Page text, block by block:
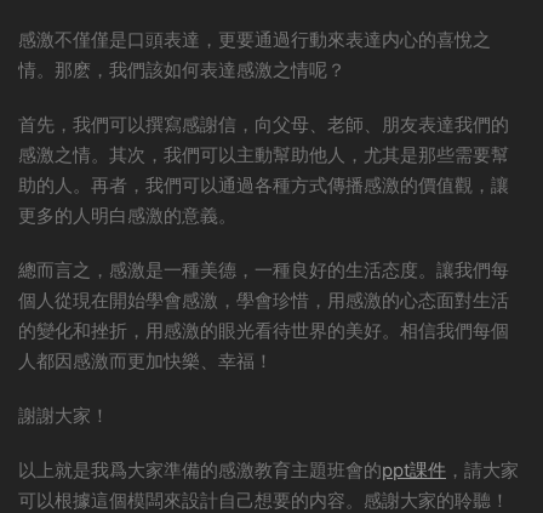
感激不僅僅是口頭表達，更要通過行動來表達内心的喜悅之
情。那麽，我們該如何表達感激之情呢？
首先，我們可以撰寫感謝信，向父母、老師、朋友表達我們的
感激之情。其次，我們可以主動幫助他人，尤其是那些需要幫
助的人。再者，我們可以通過各種方式傳播感激的價值觀，讓
更多的人明白感激的意義。
總而言之，感激是一種美德，一種良好的生活态度。讓我們每
個人從現在開始學會感激，學會珍惜，用感激的心态面對生活
的變化和挫折，用感激的眼光看待世界的美好。相信我們每個
人都因感激而更加快樂、幸福！
謝謝大家！
以上就是我爲大家準備的感激教育主題班會的ppt課件 ，請大家
可以根據這個模闆來設計自己想要的内容。感謝大家的聆聽！